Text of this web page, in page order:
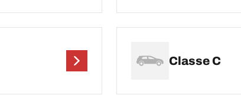
Classe C